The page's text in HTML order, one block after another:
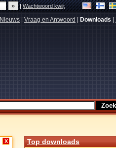
|Wachtwoord kwijt
Nieuws Vraag en Antwoord Downloads
X Top downloads